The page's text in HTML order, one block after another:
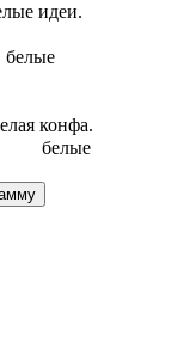
идеи.
белые
конфа.
белые